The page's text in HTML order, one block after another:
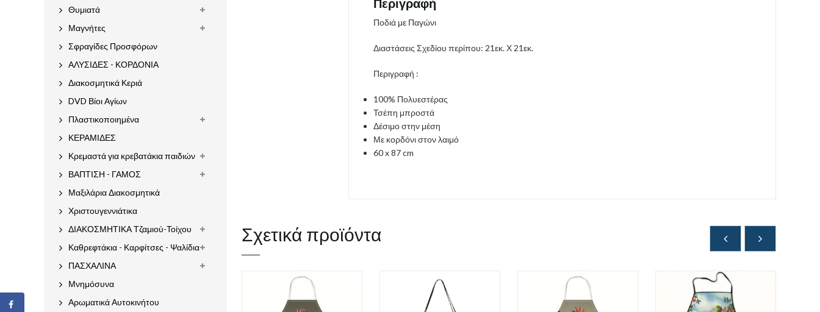
Περιγραφή
Ποδιά με Παγώνι
Διαστάσεις Σχεδίου περίπου: 21εκ. Χ 21εκ.
Περιγραφή :
100% Πολυεστέρας
Τσέπη μπροστά
Δέσιμο στην μέση
Με κορδόνι στον λαιμό​
60 x 87 cm
Σχετικά προϊόντα
Θυμιατά
Μαγνήτες
Σφραγίδες Προσφόρων
ΑΛΥΣΙΔΕΣ - ΚΟΡΔΟΝΙΑ
Διακοσμητικά Κεριά
DVD Βίοι Αγίων
Πλαστικοποιημένα
ΚΕΡΑΜΙΔΕΣ
Κρεμαστά για κρεβατάκια παιδιών
ΒΑΠΤΙΣΗ - ΓΑΜΟΣ
Μαξιλάρια Διακοσμητικά
Χριστουγεννιάτικα
ΔΙΑΚΟΣΜΗΤΙΚΑ Τζαμιού-Τοίχου
Καθρεφτάκια - Καρφίτσες - Ψαλίδια
ΠΑΣΧΑΛΙΝΑ
Μνημόσυνα
Αρωματικά Αυτοκινήτου